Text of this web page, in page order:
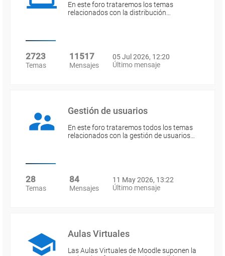
En este foro trataremos los temas
relacionados con la distribución…
2723
Temas
11517
Mensajes
05 Jul 2026, 12:20
Último mensaje
Gestión de usuarios
En este foro trataremos todos los temas
relacionados con la gestión de usuarios…
28
Temas
84
Mensajes
11 May 2026, 13:22
Último mensaje
Aulas Virtuales
Las Aulas Virtuales de Moodle suponen la